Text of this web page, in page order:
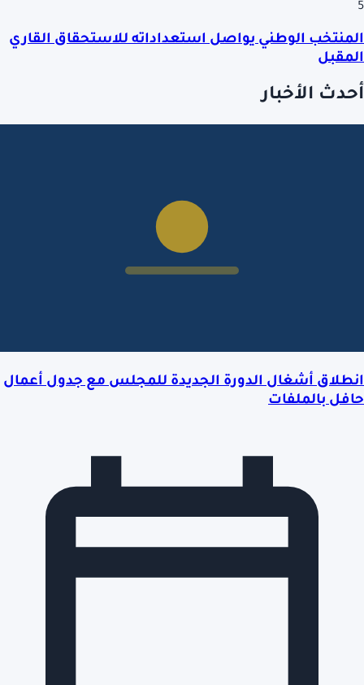
5
المنتخب الوطني يواصل استعداداته للاستحقاق القاري
المقبل
أحدث الأخبار
انطلاق أشغال الدورة الجديدة للمجلس مع جدول أعمال
حافل بالملفات